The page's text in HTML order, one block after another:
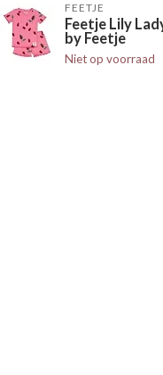
FEETJE
Feetje Lily
by Feetje
Niet op voorraad